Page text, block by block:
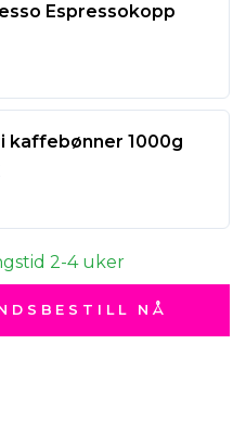
Espressokopp
kaffebønner 1000g
2-4 uker
NÅ